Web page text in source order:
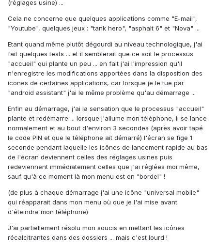
(réglages usine) ...
Cela ne concerne que quelques applications comme "E-mail",
"Youtube", quelques jeux : "tank hero", "asphalt 6" et "Nova" ...
Etant quand même plutôt dégourdi au niveau technologique, j'ai
fait quelques tests ... et il semblerait que ce soit le processus
"accueil" qui plante un peu ... en fait j'ai l'impression qu'il
n'enregistre les modifications apportées dans la disposition des
icones de certaines applications, car lorsque je le tue par
"android assistant" j'ai le même problème qu'au démarrage ...
Enfin au démarrage, j'ai la sensation que le processus "accueil"
plante et redémarre ... lorsque j'allume mon téléphone, il se lance
normalement et au bout d'environ 3 secondes (après avoir tapé
le code PIN et que le téléphone ait démarré) l'écran se fige 1
seconde pendant laquelle les icônes de lancement rapide au bas
de l'écran deviennent celles des réglages usines puis
redeviennent immédiatement celles que j'ai réglées moi même,
sauf qu'à ce moment là mon menu est en "bordel" !
(de plus à chaque démarrage j'ai une icône "universal mobile"
qui réapparait dans mon menu où que je l'ai mise avant
d'éteindre mon téléphone)
J'ai partiellement résolu mon soucis en mettant les icônes
récalcitrantes dans des dossiers ... mais c'est lourd !